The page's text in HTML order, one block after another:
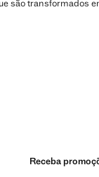
são transformados
Receba